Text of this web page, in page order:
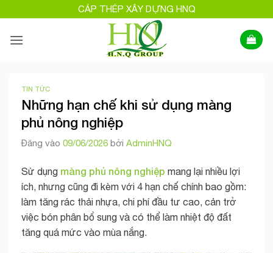
qua
nội
CÁP THÉP XÂY DỰNG HNQ
TIN TỨC
Những hạn chế khi sử dụng màng
phủ nông nghiệp
Đăng vào 09/06/2026 bởi AdminHNQ
Sử dụng màng phủ nông nghiệp mang lại nhiều lợi
ích, nhưng cũng đi kèm với 4 hạn chế chính bao gồm:
làm tăng rác thải nhựa, chi phí đầu tư cao, cản trở
việc bón phân bổ sung và có thể làm nhiệt độ đất
tăng quá mức vào mùa nắng.